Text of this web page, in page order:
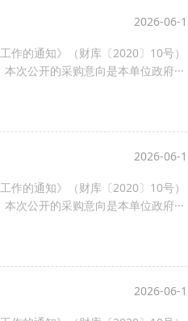
2026-06-
作的通知》（财库〔2020〕10号）
次公开的采购意向是本单位政府···
2026-06-
作的通知》（财库〔2020〕10号）
次公开的采购意向是本单位政府···
2026-06-